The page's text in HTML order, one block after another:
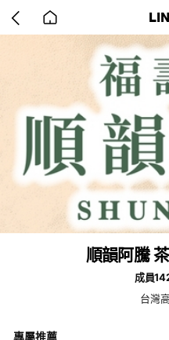
back
to
順韻阿騰
成員
台灣
專屬推薦